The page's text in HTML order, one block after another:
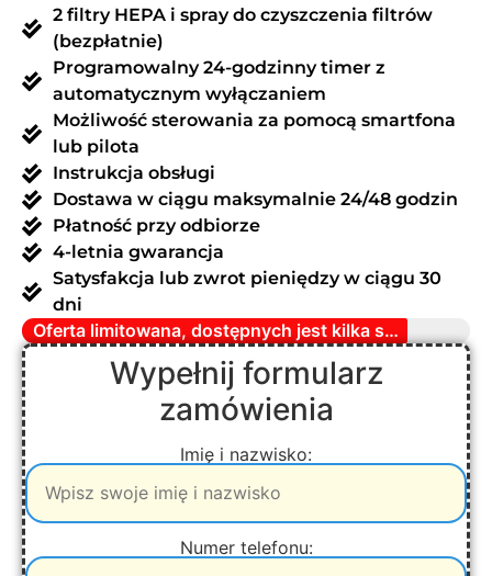
2 filtry HEPA i spray do czyszczenia filtrów
(bezpłatnie)
Programowalny 24-godzinny timer z
automatycznym wyłączaniem
Możliwość sterowania za pomocą smartfona
lub pilota
Instrukcja obsługi
Dostawa w ciągu maksymalnie 24/48 godzin
Płatność przy odbiorze
4-letnia gwarancja
Satysfakcja lub zwrot pieniędzy w ciągu 30
dni
Oferta limitowana, dostępnych jest kilka sztuk
Wypełnij formularz
zamówienia
Imię i nazwisko:
Numer telefonu: